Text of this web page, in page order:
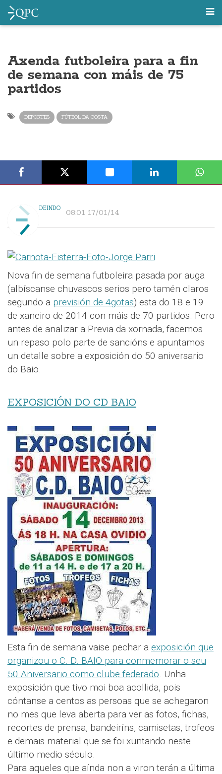
Axenda futboleira para a fin
de semana con máis de 75
partidos
DEPORTES FÚTBOL DA COSTA
DEINDO 08:01 17/01/14
Nova fin de semana futboleira pasada por auga
(albíscanse chuvascos serios pero tamén claros
segundo a previsión de 4gotas) esta do 18 e 19
de xaneiro de 2014 con máis de 70 partidos. Pero
antes de analizar a Previa da xornada, facemos
un repaso polo parte de sancións e apuntamos
un detalle sobre a exposición do 50 aniversario
do Baio.
EXPOSICIÓN DO CD BAIO
Esta fin de semana vaise pechar a exposición que
organizou o C. D. BAIO para conmemorar o seu
50 Aniversario como clube federado. Unha
exposición que tivo moi boa acollida, pois
cóntanse a centos as persoas que se achegaron
no mes que leva aberta para ver as fotos, fichas,
recortes de prensa, bandeiríns, camisetas, trofeos
e demais material que se foi xuntando neste
último medio século.
Para aqueles que aínda non a viron terán a última